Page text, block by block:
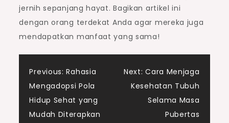
jernih sepanjang hayat. Bagikan artikel ini
dengan orang terdekat Anda agar mereka juga
mendapatkan manfaat yang sama!
Post
navigation
Previous: Rahasia
Mengadopsi Pola
Hidup Sehat yang
Mudah Diterapkan
Next: Cara Menjaga
Kesehatan Tubuh
Selama Masa
Pubertas